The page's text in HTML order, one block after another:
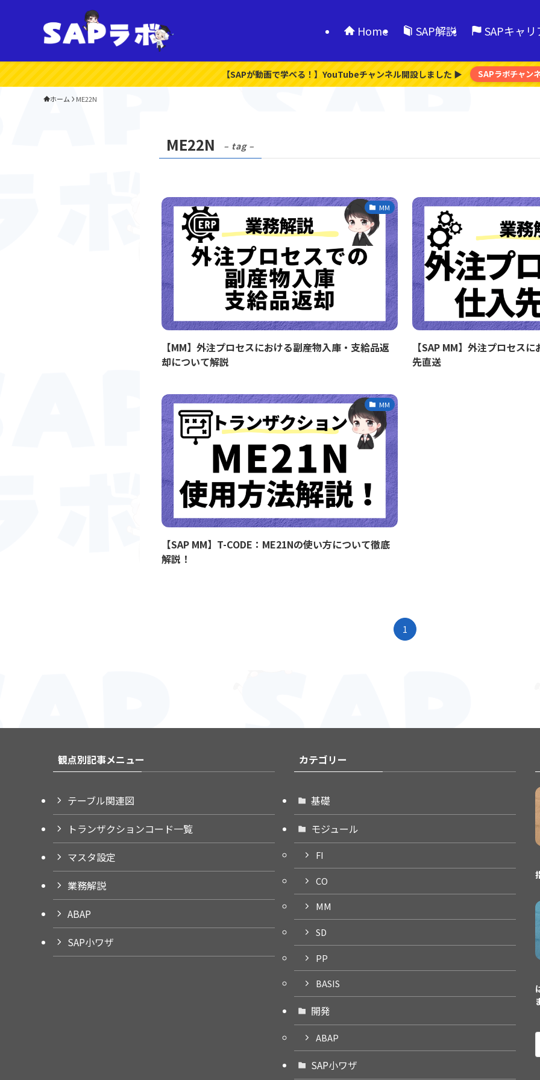
Home SAP解説 SAPキャ
【SAPが動画で学べる！】YouTubeチャンネル開設しました ▶ SAPラボチャン
ホーム ME22N
ME22N – tag –
MM
【MM】外注プロセスにおける副産物入庫・支給品返
却について解説
【SAP MM】外注プロセス
先直送
MM
【SAP MM】T-CODE：ME21Nの使い方について徹底
解説！
1
観点別記事メニュー
テーブル関連図
トランザクションコード一覧
マスタ設定
業務解説
ABAP
SAP小ワザ
カテゴリー
基礎
モジュール
FI
CO
MM
SD
PP
BASIS
開発
ABAP
SAP小ワザ